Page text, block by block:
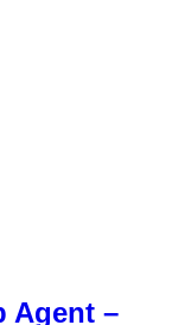
Agent –